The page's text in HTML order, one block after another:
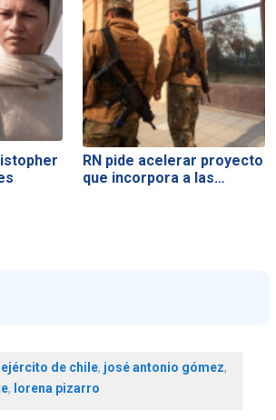
RN pide acelerar proyecto
que incorpora a las…
ejército de chile, josé antonio gómez,
, lorena pizarro